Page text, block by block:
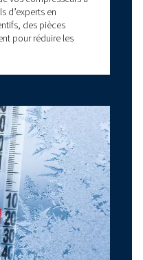
de compresseurs
notamment
également
et de pièces
soin de votre
pour obtenir
répondre à toutes vos